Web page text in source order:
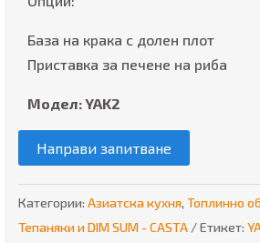
База на крака с долен плот
Приставка за печене на риба
Модел: YAK2
Направи запитване
Категории: Азиатска кухня, Топлинно
Тепаняки и DIM SUM - CASTA
Етикет: